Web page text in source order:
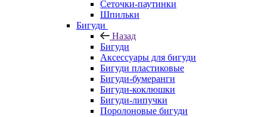
Сеточки-паутинки
Шпильки
Бигуди
Назад
Бигуди
Аксессуары для бигуди
Бигуди пластиковые
Бигуди-бумеранги
Бигуди-коклюшки
Бигуди-липучки
Поролоновые бигуди